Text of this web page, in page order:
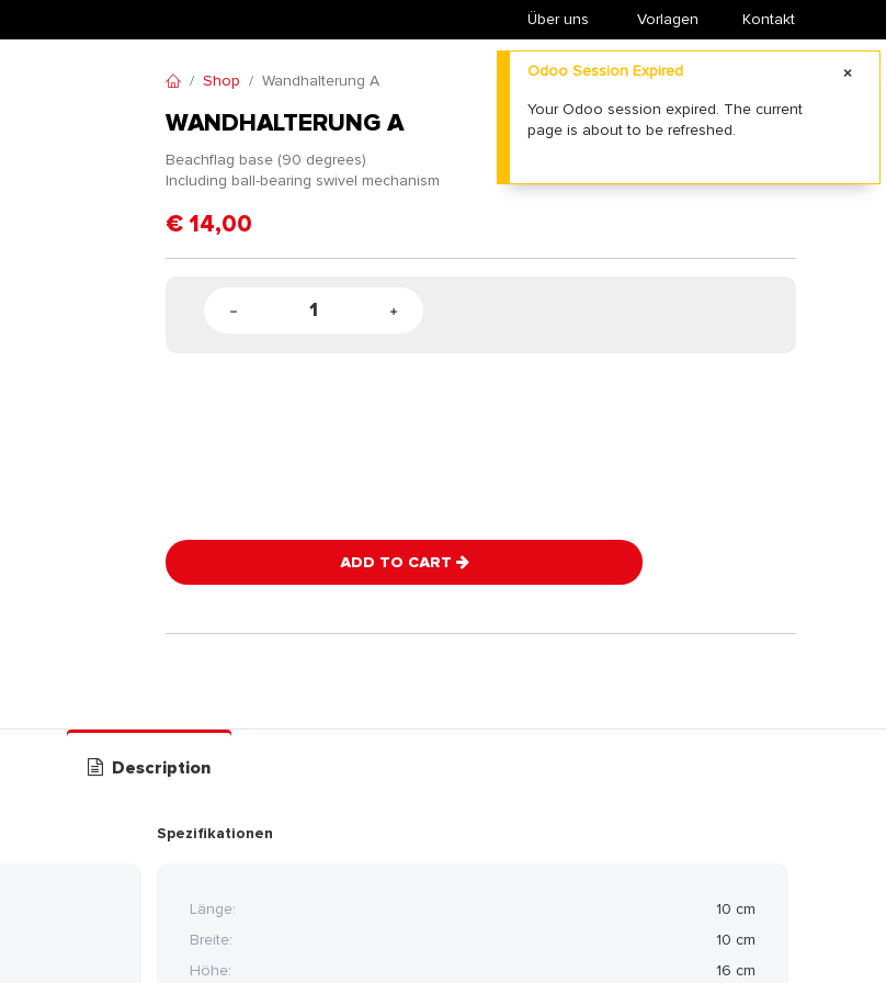
Über uns ​Vorlagen Kontakt
Shop Wandhalterung A
WANDHALTERUNG A
Beachflag base (90 degrees)
Including ball-bearing swivel mechanism
€ 14,00
ADD TO CART
Description
Spezifikationen
Länge:
10 cm
Breite:
10 cm
Höhe:
16 cm
Odoo Session Expired
Your Odoo session expired. The current
page is about to be refreshed.